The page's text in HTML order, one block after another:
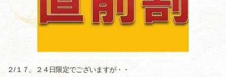
２/１７、２４日限定でございますが・・